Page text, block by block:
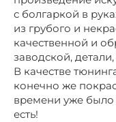
с болгаркой в
из грубого и
качественной и
заводской,
В качестве
конечно же
времени уже было
есть!